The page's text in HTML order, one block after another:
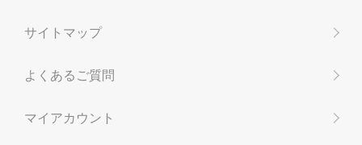
サイトマップ
よくあるご質問
マイアカウント